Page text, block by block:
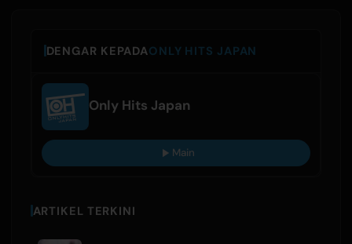
DENGAR KEPADAONLY HITS JAPAN
Only Hits Japan
Main
ARTIKEL TERKINI